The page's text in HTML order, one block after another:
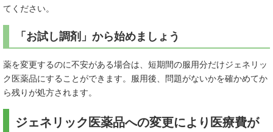
てください。
「お試し調剤」から始めましょう
薬を変更するのに不安がある場合は、短期間の服用分だけジェネリッ
ク医薬品にすることができます。服用後、問題がないかを確かめてか
ら残りが処方されます。
ジェネリック医薬品への変更により医療費が